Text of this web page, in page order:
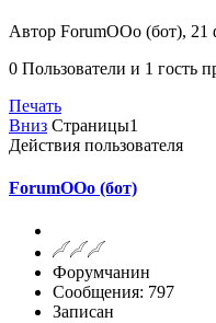
Автор ForumOOo (бот), 21
0 Пользователи и 1 гость
Печать
Вниз Страницы1
Действия пользователя
ForumOOo (бот)
Форумчанин
Сообщения: 797
Записан